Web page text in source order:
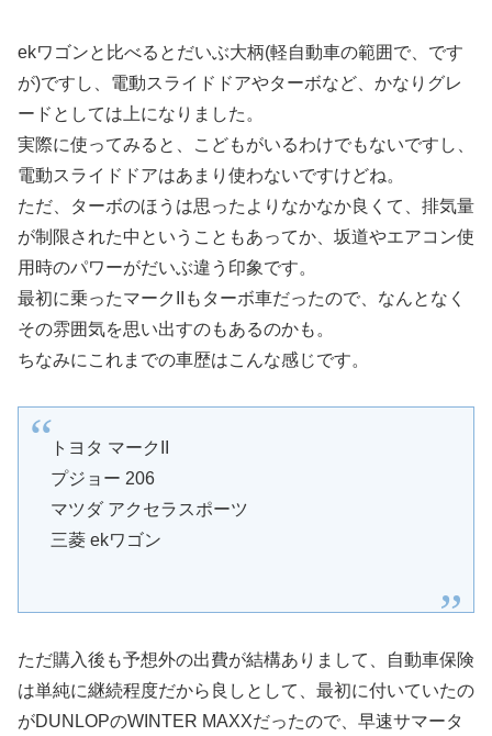
ekワゴンと比べるとだいぶ大柄(軽自動車の範囲で、です
が)ですし、電動スライドドアやターボなど、かなりグレ
ードとしては上になりました。
実際に使ってみると、こどもがいるわけでもないですし、
電動スライドドアはあまり使わないですけどね。
ただ、ターボのほうは思ったよりなかなか良くて、排気量
が制限された中ということもあってか、坂道やエアコン使
用時のパワーがだいぶ違う印象です。
最初に乗ったマークIIもターボ車だったので、なんとなく
その雰囲気を思い出すのもあるのかも。
ちなみにこれまでの車歴はこんな感じです。
トヨタ マークII
プジョー 206
マツダ アクセラスポーツ
三菱 ekワゴン
ただ購入後も予想外の出費が結構ありまして、自動車保険
は単純に継続程度だから良しとして、最初に付いていたの
がDUNLOPのWINTER MAXXだったので、早速サマータ